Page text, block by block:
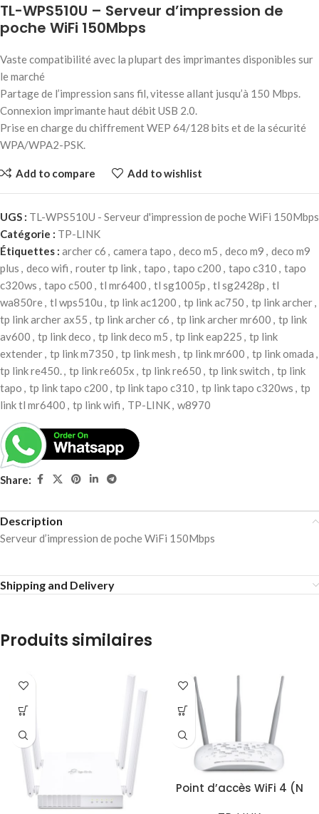
TL-WPS510U – Serveur d’impression de
poche WiFi 150Mbps
Vaste compatibilité avec la plupart des imprimantes disponibles sur
le marché
Partage de l’impression sans fil, vitesse allant jusqu’à 150 Mbps.
Connexion imprimante haut débit USB 2.0.
Prise en charge du chiffrement WEP 64/128 bits et de la sécurité
WPA/WPA2-PSK.
Add to compare Add to wishlist
UGS : TL-WPS510U - Serveur d'impression de poche WiFi 150Mbps
Catégorie : TP-LINK
Étiquettes : archer c6 , camera tapo , deco m5 , deco m9 , deco m9
plus , deco wifi , router tp link, tapo , tapo c200 , tapo c310 , tapo
c320ws , tapo c500 , tl mr6400 , tl sg1005p , tl sg2428p , tl
wa850re, tl wps510u , tp link ac1200 , tp link ac750 , tp link archer,
tp link archer ax55 , tp link archer c6 , tp link archer mr600 , tp link
av600 , tp link deco , tp link deco m5 , tp link eap225 , tp link
extender, tp link m7350 , tp link mesh , tp link mr600 , tp link omada ,
tp link re450., tp link re605x , tp link re650 , tp link switch , tp link
tapo , tp link tapo c200 , tp link tapo c310 , tp link tapo c320ws , tp
link tl mr6400 , tp link wifi , TP-LINK, w8970
Share:
Description
Serveur d’impression de poche WiFi 150Mbps
Shipping and Delivery
Produits similaires
Point d’accès WiFi 4 (N